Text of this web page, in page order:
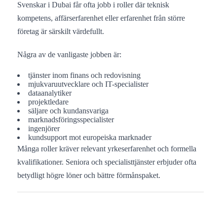
Svenskar i Dubai får ofta jobb i roller där teknisk
kompetens, affärserfarenhet eller erfarenhet från större
företag är särskilt värdefullt.
Några av de vanligaste jobben är:
tjänster inom finans och redovisning
mjukvaruutvecklare och IT-specialister
dataanalytiker
projektledare
säljare och kundansvariga
marknadsföringsspecialister
ingenjörer
kundsupport mot europeiska marknader
Många roller kräver relevant yrkeserfarenhet och formella
kvalifikationer. Seniora och specialisttjänster erbjuder ofta
betydligt högre löner och bättre förmånspaket.